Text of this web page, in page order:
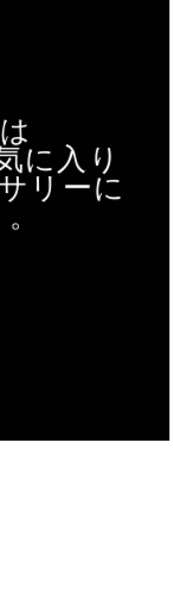
に入り
リーに